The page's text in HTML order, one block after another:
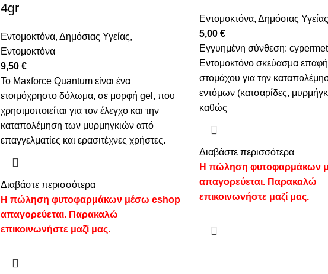
4gr
Εντομοκτόνα, Δημόσιας Υγείας,
Εντομοκτόνα
9,50 €
Το Maxforce Quantum είναι ένα
ετοιμόχρηστο δόλωμα, σε μορφή gel, που
χρησιμοποιείται για τον έλεγχο και την
καταπολέμηση των μυρμηγκιών από
επαγγελματίες και ερασιτέχνες χρήστες.
Διαβάστε περισσότερα
Η πώληση φυτοφαρμάκων μέσω eshop
απαγορεύεται. Παρακαλώ
επικοινωνήστε μαζί μας.
Εντομοκτόνα, Δημόσιας Υγείας
5,00 €
Εγγυημένη σύνθεση:
Εντομοκτόνο σκεύασμα
στομάχου για την
εντόμων (κατσαρίδες,
καθώς
Διαβάστε περισσότερα
Η πώληση φυτοφαρμάκων
απαγορεύεται. Παρακαλώ
επικοινωνήστε μαζί μας.